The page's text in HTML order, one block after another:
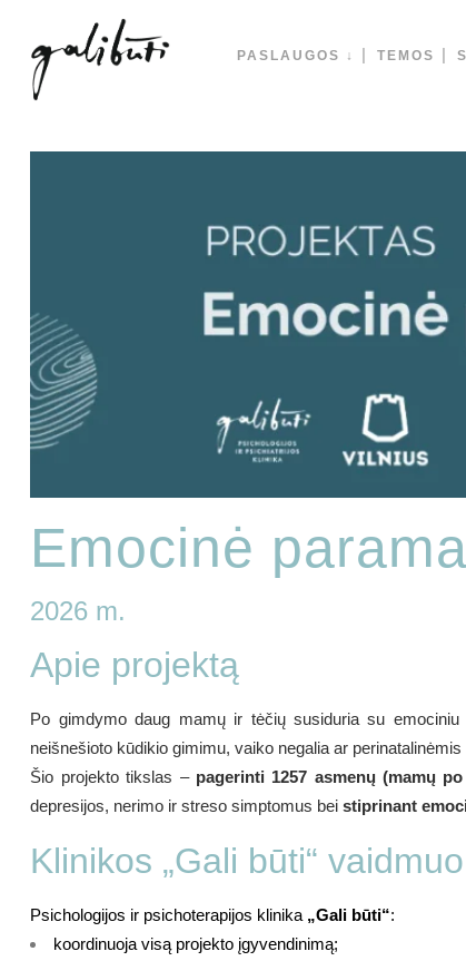
PASLAUGOS ↓ TEMOS
Emocinė
2026 m.
Apie projektą
Po gimdymo daug mamų ir tėčių susiduria su
neišnešioto kūdikio gimimu, vaiko negalia ar
Šio projekto tikslas – pagerinti 1257 asmenų (mamų
depresijos, nerimo ir streso simptomus beistiprinant
Klinikos „Gali būti“ vaidmuo
Psichologijos ir psichoterapijos klinika „Gali būti“:
koordinuoja visą projekto įgyvendinimą;